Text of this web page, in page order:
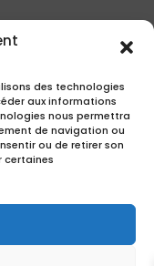
des technologies
aux informations
nous permettra
de navigation ou
ou de retirer son
certaines
nos offres